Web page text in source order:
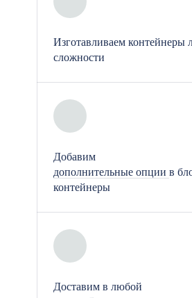
Изготавливаем контейнеры
сложности
Добавим
дополнительные опции в
контейнеры
Доставим в любой